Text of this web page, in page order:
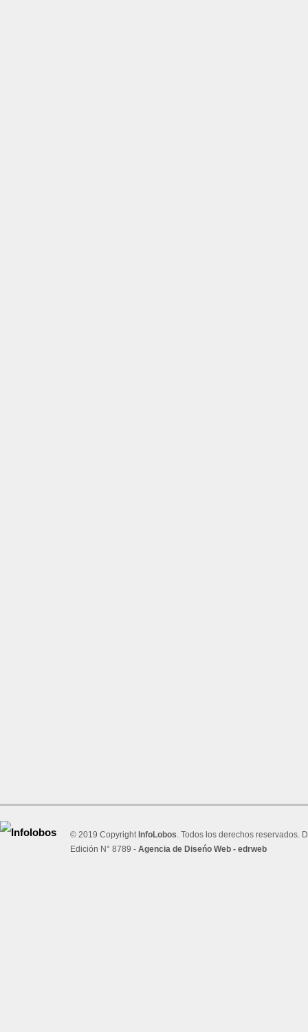
© 2019 Copyright InfoLobos. Todos los derechos reservados.
Edición N° 8789 - Agencia de Diseńo Web - edrweb